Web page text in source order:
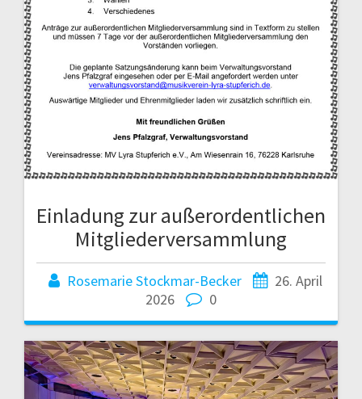
Einladung zur außerordentlichen
Mitgliederversammlung
Rosemarie Stockmar-Becker
26. April
2026
0